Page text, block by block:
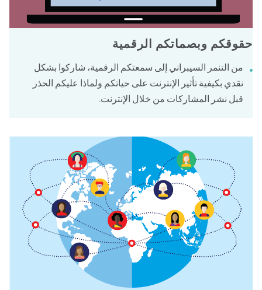
وبصماتكم الرقمية
من التنمر السيبراني إلى سمعتكم الرقمية، شاركوا بشكل
نقدي بكيفية تأثير الإنترنت على حياتكم ولماذا عليكم الحذر
قبل نشر المشاركات من خلال الإنترنت.